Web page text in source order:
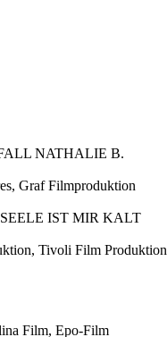
NATHALIE B.
Graf Filmproduktion
IST MIR KALT
Tivoli Film Produktion
Film, Epo-Film